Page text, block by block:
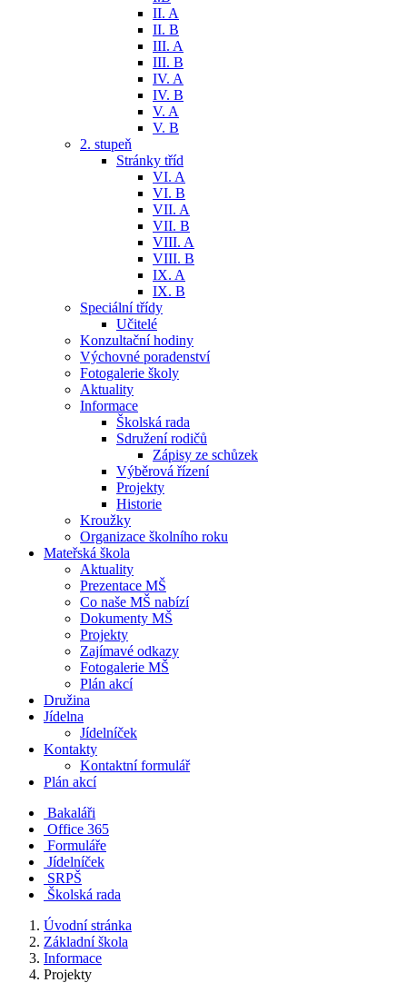
II. A
II. B
III. A
III. B
IV. A
IV. B
V. A
V. B
2. stupeň
Stránky tříd
VI. A
VI. B
VII. A
VII. B
VIII. A
VIII. B
IX. A
IX. B
Speciální třídy
Učitelé
Konzultační hodiny
Výchovné poradenství
Fotogalerie školy
Aktuality
Informace
Školská rada
Sdružení rodičů
Zápisy ze schůzek
Výběrová řízení
Projekty
Historie
Kroužky
Organizace školního roku
Mateřská škola
Aktuality
Prezentace MŠ
Co naše MŠ nabízí
Dokumenty MŠ
Projekty
Zajímavé odkazy
Fotogalerie MŠ
Plán akcí
Družina
Jídelna
Jídelníček
Kontakty
Kontaktní formulář
Plán akcí
Bakaláři
Office 365
Formuláře
Jídelníček
SRPŠ
Školská rada
Úvodní stránka
Základní škola
Informace
Projekty